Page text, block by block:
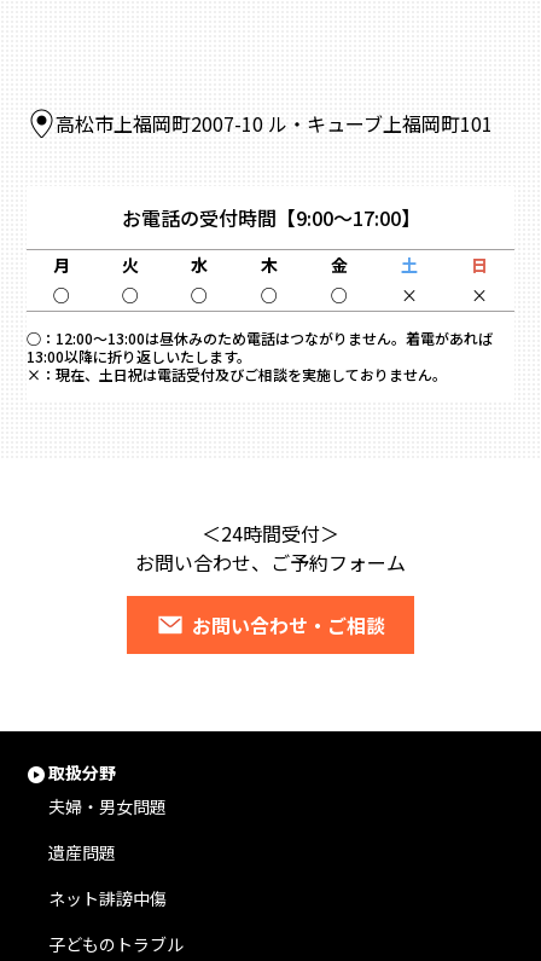
高松市上福岡町2007-10 ル・キューブ上福岡町101
お電話の受付時間 【9:00～17:00】
月 火 水 木 金 土
日
○
○ ○ ○ ○ × ×
○： 12:00～13:00は昼休みのため電話はつながりません。着電があれば
13:00以降に折り返しいたします。
×： 現在、土日祝は電話受付及びご相談を実施しておりません。
＜24時間受付＞
お問い合わせ、ご予約フォーム
お問い合わせ・ご相談
取扱分野
夫婦・男女問題
遺産問題
ネット誹謗中傷
子どものトラブル